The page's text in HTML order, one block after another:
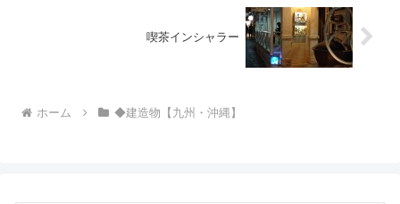
喫茶インシャラー
ホーム ◆建造物【九州・沖縄】